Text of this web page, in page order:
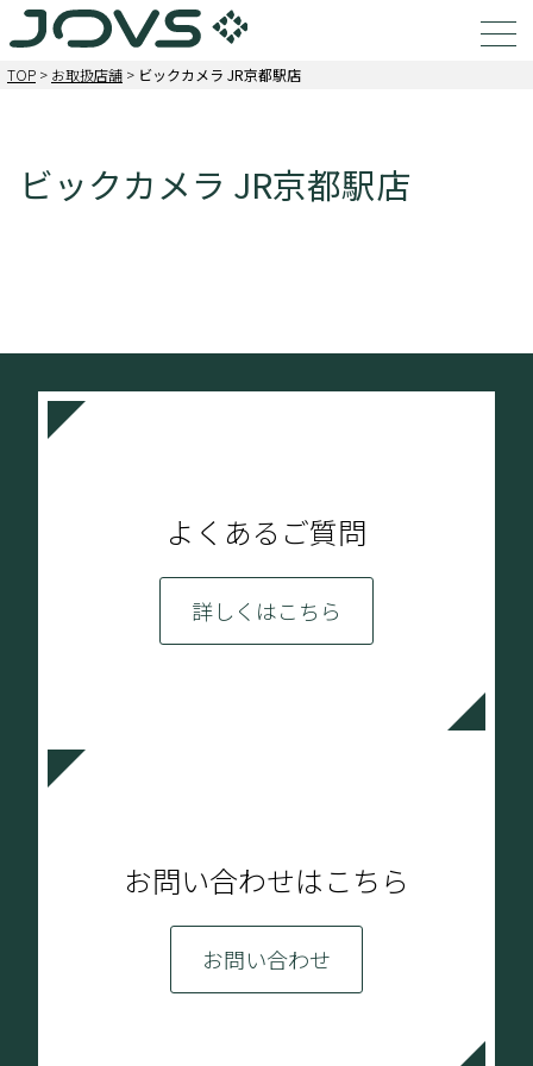
TOP > お取扱店舗 > ビックカメラ JR京都駅店
ビックカメラ JR京都駅店
よくあるご質問
詳しくはこちら
お問い合わせはこちら
お問い合わせ